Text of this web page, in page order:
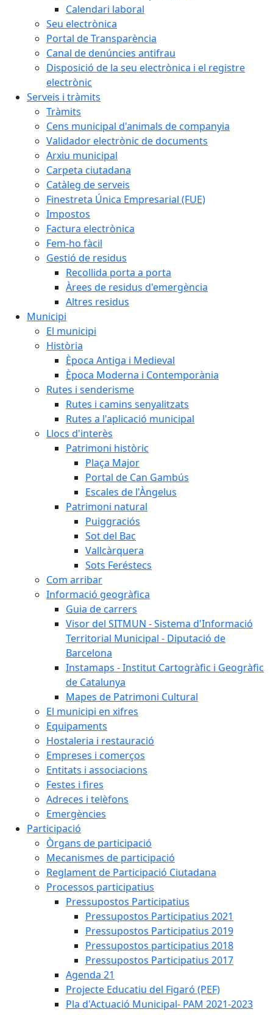
Calendari laboral
Seu electrònica
Portal de Transparència
Canal de denúncies antifrau
Disposició de la seu electrònica i el registre
electrònic
Serveis i tràmits
Tràmits
Cens municipal d'animals de companyia
Validador electrònic de documents
Arxiu municipal
Carpeta ciutadana
Catàleg de serveis
Finestreta Única Empresarial (FUE)
Impostos
Factura electrònica
Fem-ho fàcil
Gestió de residus
Recollida porta a porta
Àrees de residus d'emergència
Altres residus
Municipi
El municipi
Història
Època Antiga i Medieval
Època Moderna i Contemporània
Rutes i senderisme
Rutes i camins senyalitzats
Rutes a l'aplicació municipal
Llocs d'interès
Patrimoni històric
Plaça Major
Portal de Can Gambús
Escales de l'Àngelus
Patrimoni natural
Puiggraciós
Sot del Bac
Vallcàrquera
Sots Feréstecs
Com arribar
Informació geogràfica
Guia de carrers
Visor del SITMUN - Sistema d'Informació
Territorial Municipal - Diputació de
Barcelona
Instamaps - Institut Cartogràfic i Geogràfic
de Catalunya
Mapes de Patrimoni Cultural
El municipi en xifres
Equipaments
Hostaleria i restauració
Empreses i comerços
Entitats i associacions
Festes i fires
Adreces i telèfons
Emergències
Participació
Òrgans de participació
Mecanismes de participació
Reglament de Participació Ciutadana
Processos participatius
Pressupostos Participatius
Pressupostos Participatius 2021
Pressupostos Participatius 2019
Pressupostos participatius 2018
Pressupostos Participatius 2017
Agenda 21
Projecte Educatiu del Figaró (PEF)
Pla d'Actuació Municipal- PAM 2021-2023